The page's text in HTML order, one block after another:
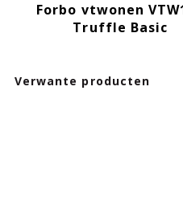
Verwante producten
Forbo vtwonen
Truffle Basic